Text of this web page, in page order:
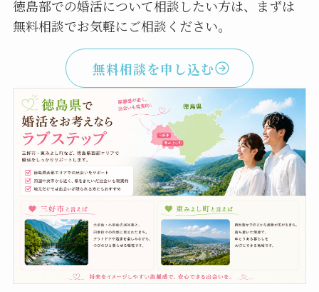
徳島部での婚活について相談したい方は、まずは
無料相談でお気軽にご相談ください。
無料相談を申し込む